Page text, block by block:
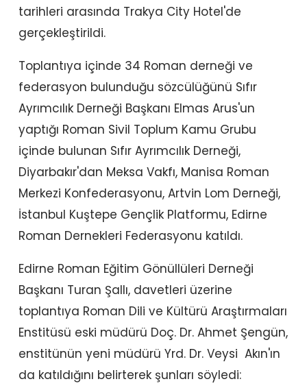
tarihleri arasında Trakya City Hotel'de
gerçekleştirildi.
Toplantıya içinde 34 Roman derneği ve
federasyon bulunduğu sözcülüğünü Sıfır
Ayrımcılık Derneği Başkanı Elmas Arus'un
yaptığı Roman Sivil Toplum Kamu Grubu
içinde bulunan Sıfır Ayrımcılık Derneği,
Diyarbakır'dan Meksa Vakfı, Manisa Roman
Merkezi Konfederasyonu, Artvin Lom Derneği,
İstanbul Kuştepe Gençlik Platformu, Edirne
Roman Dernekleri Federasyonu katıldı.
Edirne Roman Eğitim Gönüllüleri Derneği
Başkanı Turan Şallı, davetleri üzerine
toplantıya Roman Dili ve Kültürü Araştırmaları
Enstitüsü eski müdürü Doç. Dr. Ahmet Şengün,
enstitünün yeni müdürü Yrd. Dr. Veysi Akın'ın
da katıldığını belirterek şunları söyledi: